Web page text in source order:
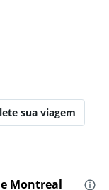
sua viagem
Montreal